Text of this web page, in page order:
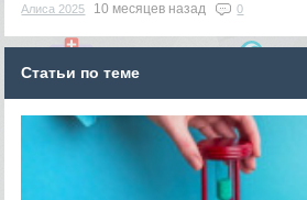
Алиса 2025 10 месяцев назад 0
Статьи по теме